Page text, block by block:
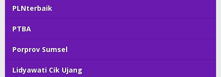
PLNterbaik
PTBA
Porprov Sumsel
Lidyawati Cik Ujang